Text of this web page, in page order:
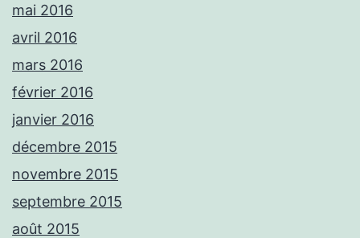
mai 2016
avril 2016
mars 2016
février 2016
janvier 2016
décembre 2015
novembre 2015
septembre 2015
août 2015